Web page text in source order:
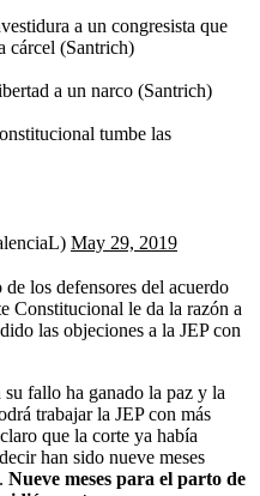
a un congresista que
cárcel (Santrich)
a un narco (Santrich)
tumbe las
May 29, 2019
de los defensores del acuerdo
Constitucional le da la razón a
las objeciones a la JEP con
fallo ha ganado la paz y la
trabajar la JEP con más
que la corte ya había
han sido nueve meses
Nueve meses para el parto de